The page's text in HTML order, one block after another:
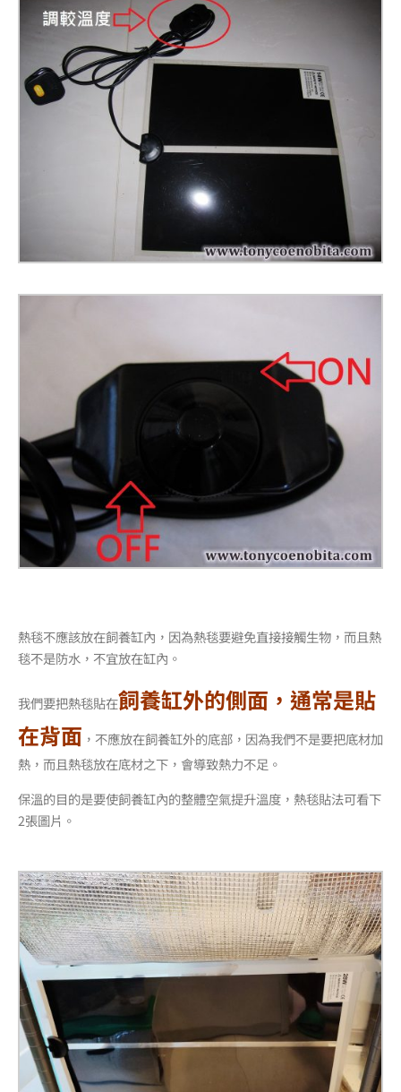
熱毯不應該放在飼養缸內，因為熱毯要避免直接接觸生物，而且熱
毯不是防水，不宜放在缸內。
我們要把熱毯貼在飼養缸外的側面，通常是貼
在背面 ，不應放在飼養缸外的底部，因為我們不是要把底材加
熱，而且熱毯放在底材之下，會導致熱力不足。
保溫的目的是要使飼養缸內的整體空氣提升溫度，熱毯貼法可看下
2張圖片。